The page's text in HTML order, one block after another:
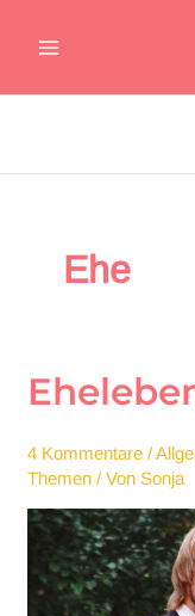
Inhalt
Ehe
4 Kommentare /
Themen / VonSonja